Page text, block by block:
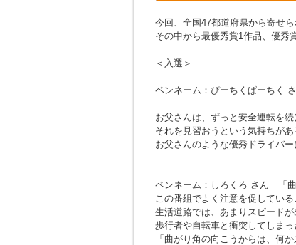
今回、全国47都道府県から寄せら
その中から最優秀賞1作品、優秀
＜入選＞
ペンネーム：ぴーちくぱーちく
お父さんは、ずっと安全運転を続
それを見習おうという気持ちが
お父さんのような優秀ドライバー
ペンネーム：しろくろ さん
「
この番組でよく注意を促している
生活道路では、あまりスピードが
歩行者や自転車と衝突してしまっ
「曲がり角の向こうからは、何